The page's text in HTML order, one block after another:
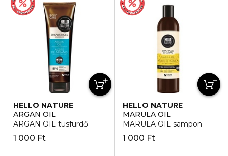
HELLO NATURE
ARGAN OIL
ARGAN OIL tusfürdő
1 000 Ft
HELLO NATURE
MARULA OIL
MARULA OIL sampon
1 000 Ft